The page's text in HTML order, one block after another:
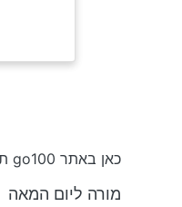
כאן באתר go100 תוכלו למצוא לימוד יום המאה החל מ-₪50 לשעה וקורסים בחינם
מורה ליום המאה